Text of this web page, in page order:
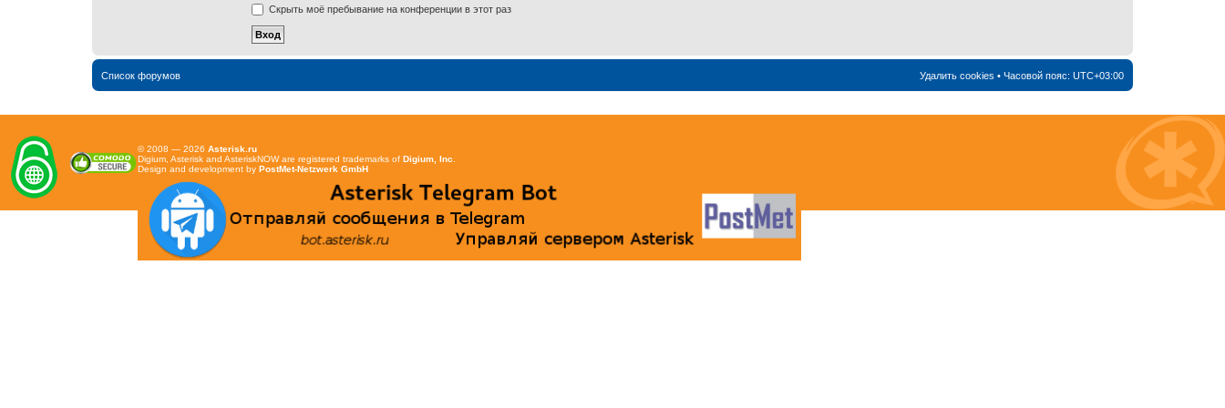
Скрыть моё пребывание на конференции в этот раз
Список форумов Удалить cookies • Часовой пояс:UTC+03:00
© 2008 — 2026 Asterisk.ru
Digium, Asterisk and AsteriskNOW are registered trademarks of Digium, Inc.
Design and development by PostMet-Netzwerk GmbH